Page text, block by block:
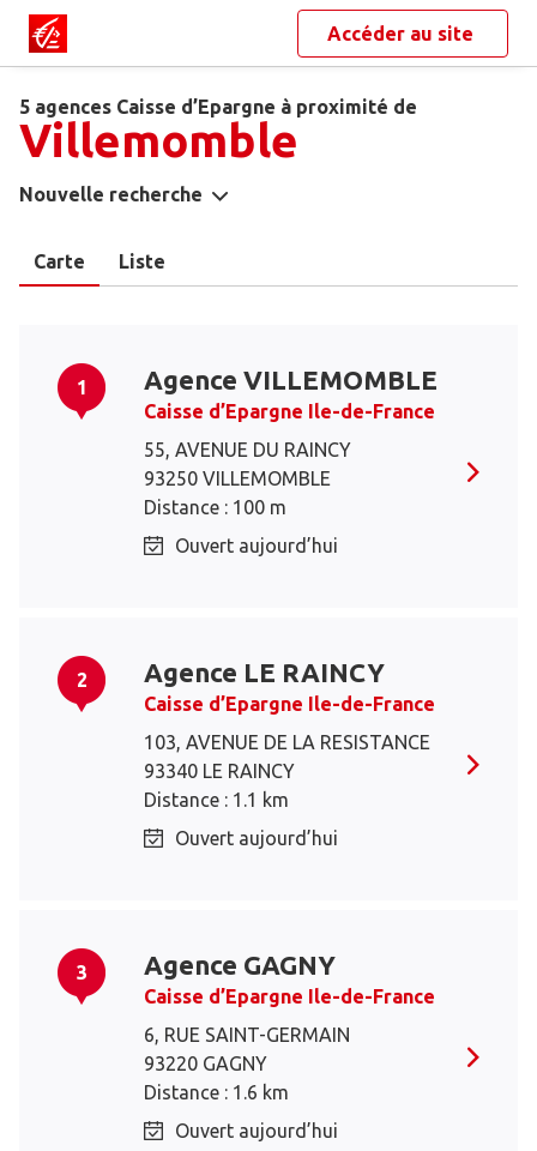
Accéder au site
5 agences Caisse d’Epargne à proximité de
Villemomble
Nouvelle recherche
Carte Liste
1 Agence VILLEMOMBLE
Caisse d’Epargne Ile-de-France
55, AVENUE DU RAINCY
93250 VILLEMOMBLE
Distance : 100 m
Ouvert aujourd’hui
2 Agence LE RAINCY
Caisse d’Epargne Ile-de-France
103, AVENUE DE LA RESISTANCE
93340 LE RAINCY
Distance : 1.1 km
Ouvert aujourd’hui
3 Agence GAGNY
Caisse d’Epargne Ile-de-France
6, RUE SAINT-GERMAIN
93220 GAGNY
Distance : 1.6 km
Ouvert aujourd’hui